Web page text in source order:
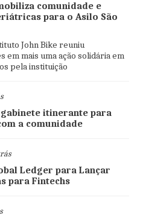
comunidade e
para o Asilo São
John Bike reuniu
em mais uma ação solidária em
pela instituição
itinerante para
a comunidade
Ledger para Lançar
para Fintechs